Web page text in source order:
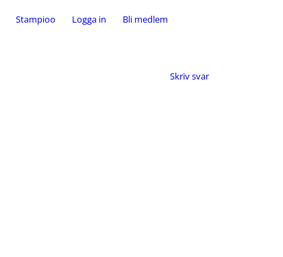
Stampioo Logga in Bli medlem
Skriv svar